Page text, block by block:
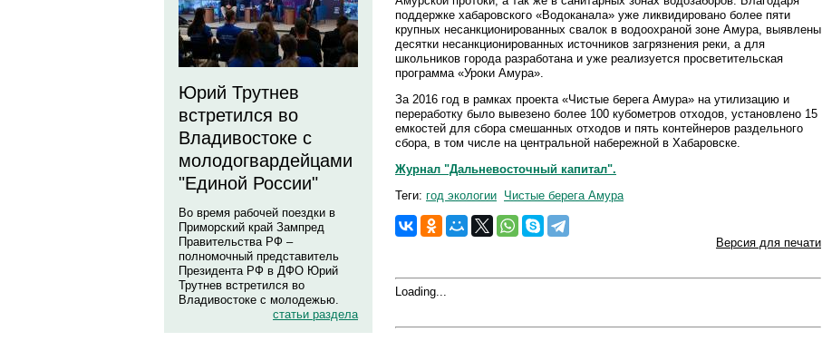
Юрий Трутнев
встретился во
Владивостоке с
молодогвардейцами
"Единой России"
Во время рабочей поездки в
Приморский край Зампред
Правительства РФ –
полномочный представитель
Президента РФ в ДФО Юрий
Трутнев встретился во
Владивостоке с молодежью.
статьи раздела
поддержке хабаровского «Водоканала» уже ликвидировано более пяти
крупных несанкционированных свалок в водоохраной зоне Амура, выявлены
десятки несанкционированных источников загрязнения реки, а для
школьников города разработана и уже реализуется просветительская
программа «Уроки Амура».
За 2016 год в рамках проекта «Чистые берега Амура» на утилизацию и
переработку было вывезено более 100 кубометров отходов, установлено 15
емкостей для сбора смешанных отходов и пять контейнеров раздельного
сбора, в том числе на центральной набережной в Хабаровске.
Журнал "Дальневосточный капитал".
Теги: год экологии Чистые берега Амура
Версия для печати
Loading...